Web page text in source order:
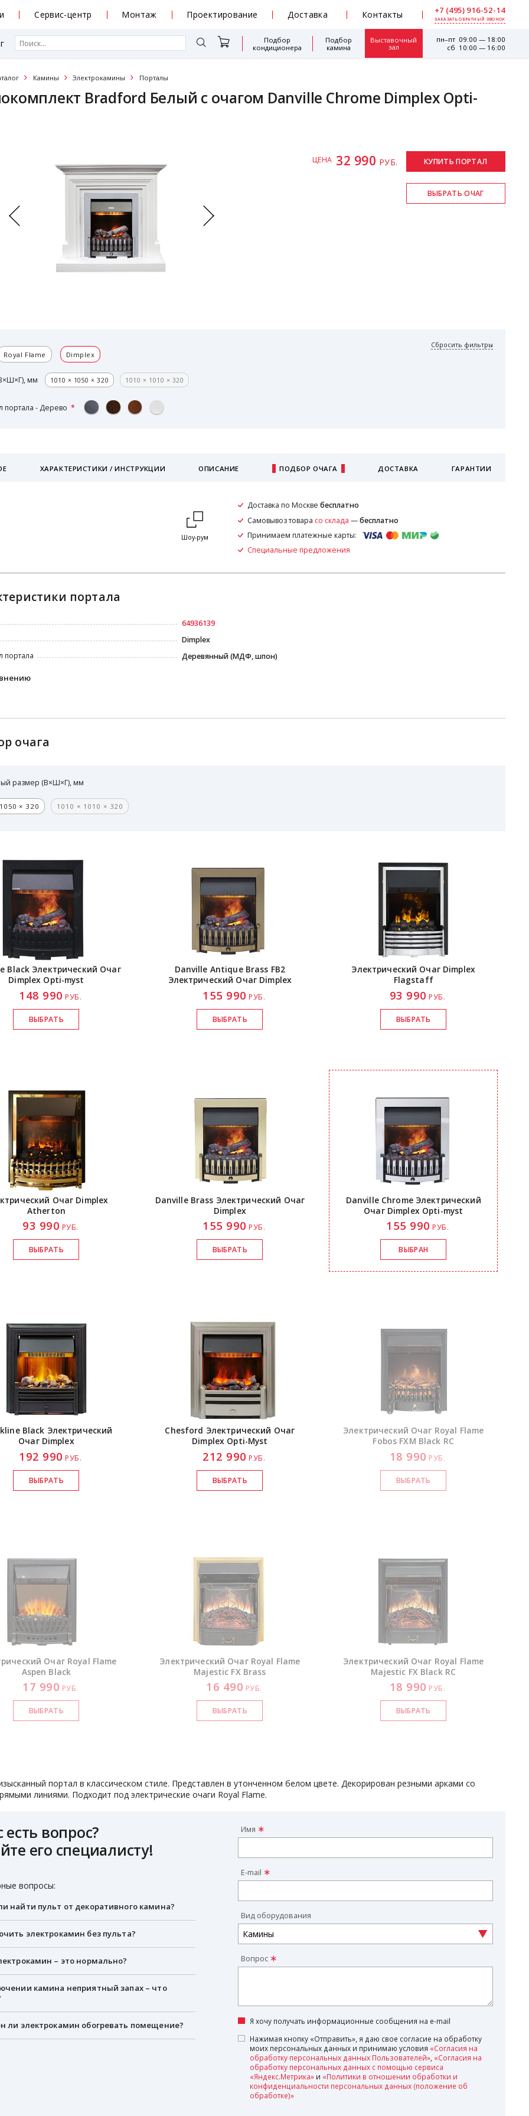
Сервис-центр Монтаж Проектирование Доставка Контакты +7 (495) 916-52-14
ЗАКАЗАТЬ ОБРАТНЫЙ ЗВОНОК
Подбор
кондиционера
Подбор
камина
Выставочный
зал
пн–пт 09:00 — 18:00
сб 10:00 — 16:00
Камины Электрокамины Порталы
Bradford Белый с очагом Danville Chrome Dimplex Opti-
ЦЕНА 32 990 РУБ.
Royal Flame Dimplex
мм 1010 × 1050 × 320 1010 × 1010 × 320
портала - Дерево
Сбросить фильтры
ХАРАКТЕРИСТИКИ / ИНСТРУКЦИИ ОПИСАНИЕ ПОДБОР ОЧАГА ДОСТАВКА ГАРАНТИИ
Шоу-рум
Доставка по Москве бесплатно
Самовывоз товара со склада —бесплатно
Принимаем платежные карты:
Специальные предложения
портала
64936139
Dimplex
портала
Деревянный (МДФ, шпон)
очага
размер (В×Ш×Г), мм
× 320 1010 × 1010 × 320
Black Электрический Очаг
Dimplex Opti-myst
148 990 РУБ.
Danville Antique Brass FB2
Электрический Очаг Dimplex
155 990 РУБ.
Электрический Очаг Dimplex
Flagstaff
93 990 РУБ.
Очаг Dimplex
Atherton
93 990 РУБ.
Danville Brass Электрический Очаг
Dimplex
155 990 РУБ.
Danville Chrome Электрический
Очаг Dimplex Opti-myst
155 990 РУБ.
Black Электрический
Очаг Dimplex
192 990 РУБ.
Chesford Электрический Очаг
Dimplex Opti-Myst
212 990 РУБ.
Электрический Очаг Royal Flame
Fobos FXM Black RC
18 990 РУБ.
Очаг Royal Flame
Aspen Black
17 990 РУБ.
Электрический Очаг Royal Flame
Majestic FX Brass
16 490 РУБ.
Электрический Очаг Royal Flame
Majestic FX Black RC
18 990 РУБ.
портал в классическом стиле. Представлен в утонченном белом цвете. Декорирован резными арками со
линиями. Подходит под электрические очаги Royal Flame.
есть вопрос?
его специалисту!
вопросы:
найти пульт от декоративного камина?
электрокамин без пульта?
– это нормально?
камина неприятный запах – что
ли электрокамин обогревать помещение?
Имя
E-mail
Вид оборудования
Вопрос
Я хочу получать информационные сообщения на e-mail
Нажимая кнопку «Отправить», я даю свое согласие на обработку
моих персональных данных и принимаю условия «Согласия на
обработку персональных данных Пользователей», «Согласия на
обработку персональных данных с помощью сервиса
«Яндекс.Метрика» и «Политики в отношении обработки и
конфиденциальности персональных данных (положение об
обработке)»